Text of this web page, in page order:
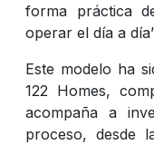
forma práctica
operar el día a
Este modelo ha
122 Homes,
acompaña a
proceso, desde